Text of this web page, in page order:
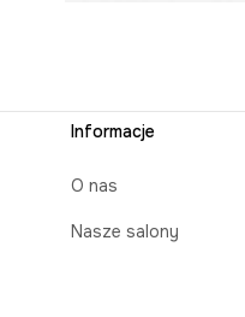
Informacje
O nas
Nasze salony